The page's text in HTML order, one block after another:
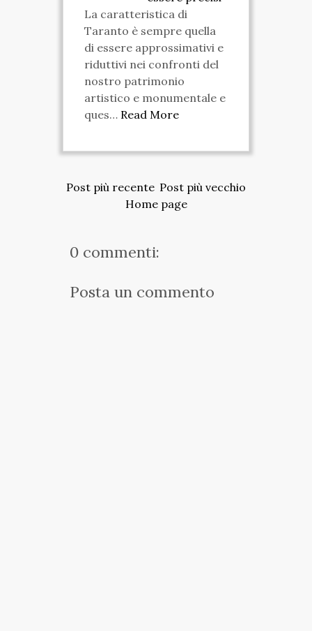
La caratteristica di
Taranto è sempre quella
di essere approssimativi e
riduttivi nei confronti del
nostro patrimonio
artistico e monumentale e
ques… Read More
Post più recente Post più vecchio
Home page
0 commenti:
Posta un commento